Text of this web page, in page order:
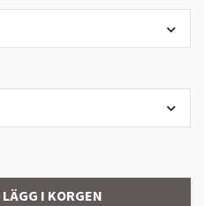
LÄGG I KORGEN